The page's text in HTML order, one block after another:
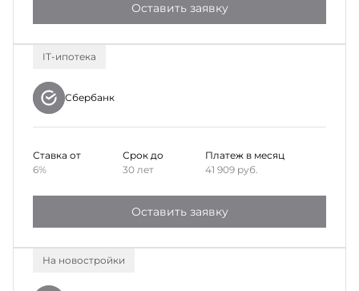
Оставить заявку
IT-ипотека
Сбербанк
Ставка от
6%
Срок до
30 лет
Платеж в месяц
41 909 руб.
Оставить заявку
На новостройки